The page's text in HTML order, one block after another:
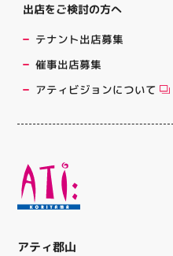
アティ郡山
出店をご検討の方へ
テナント出店募集
催事出店募集
アティビジョンについて